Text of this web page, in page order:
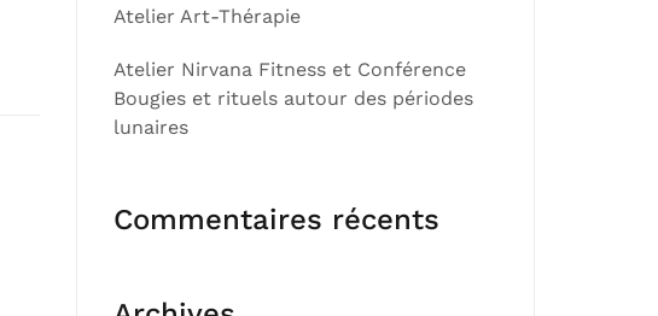
Atelier Art-Thérapie
Atelier Nirvana Fitness et Conférence
Bougies et rituels autour des périodes
lunaires
Commentaires récents